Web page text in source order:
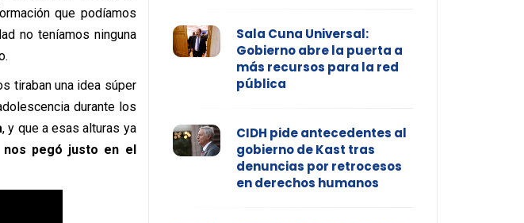
que podíamos
no teníamos ninguna
tiraban una idea súper
durante los
, y que a esas alturas ya
nos pegó justo en el
Sala Cuna Universal:
Gobierno abre la puerta a
más recursos para la red
pública
CIDH pide antecedentes al
gobierno de Kast tras
denuncias por retrocesos
en derechos humanos